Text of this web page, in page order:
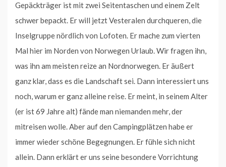
Gepäckträger ist mit zwei Seitentaschen und einem Zelt
schwer bepackt. Er will jetzt Vesteralen durchqueren, die
Inselgruppe nördlich von Lofoten. Er mache zum vierten
Mal hier im Norden von Norwegen Urlaub. Wir fragen ihn,
was ihn am meisten reize an Nordnorwegen. Er äußert
ganz klar, dass es die Landschaft sei. Dann interessiert uns
noch, warum er ganz alleine reise. Er meint, in seinem Alter
(er ist 69 Jahre alt) fände man niemanden mehr, der
mitreisen wolle. Aber auf den Campingplätzen habe er
immer wieder schöne Begegnungen. Er fühle sich nicht
allein. Dann erklärt er uns seine besondere Vorrichtung